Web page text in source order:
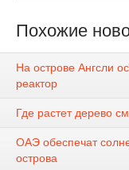
Похожие
На острове Ангсли
реактор
Где растет дерево
ОАЭ обеспечат
острова